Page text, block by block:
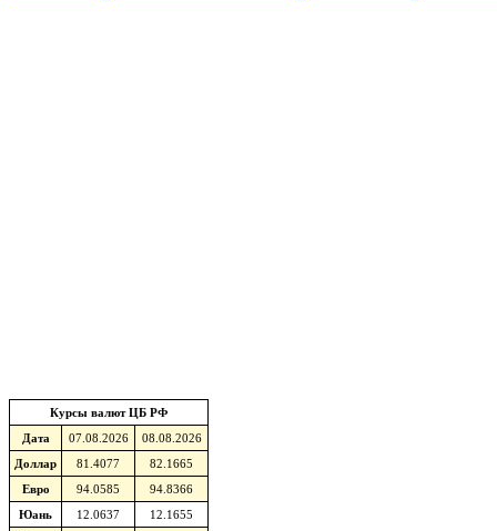
Курсы валют ЦБ РФ
Дата
07.08.2026
08.08.2026
Доллар
81.4077
82.1665
Евро
94.0585
94.8366
Юань
12.0637
12.1655